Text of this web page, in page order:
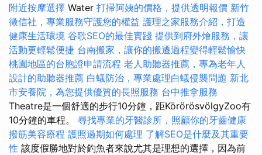
附近按摩選擇 Water 打掃阿姨的價格，提供透明報價 新竹
徵信社，專業服務守護您的權益 護理之家服務介紹，打造
健康生活環境 谷歌SEO的最佳實踐 提供到府外燴服務，讓
活動更輕鬆便捷 台南搬家，讓你的搬遷過程變得輕鬆愉快
桃園地區的台胞證申請流程 老人助聽器推薦，專為老年人
設計的助聽器推薦 白蟻防治，專業處理白蟻侵襲問題 新北
市安養院，為您提供優質的長照服務 台中推拿服務
Theatre是一個舒適的步行10分鐘，距KörörösvölgyZoo有
10分鐘的車程。 尋找專業的牙醫診所，照顧你的牙齒健康
撥筋美容療程 護照過期如何處理 了解SEO是什麼及其重要
性 該度假勝地對於釣魚者來說尤其是理想的選擇，因為前